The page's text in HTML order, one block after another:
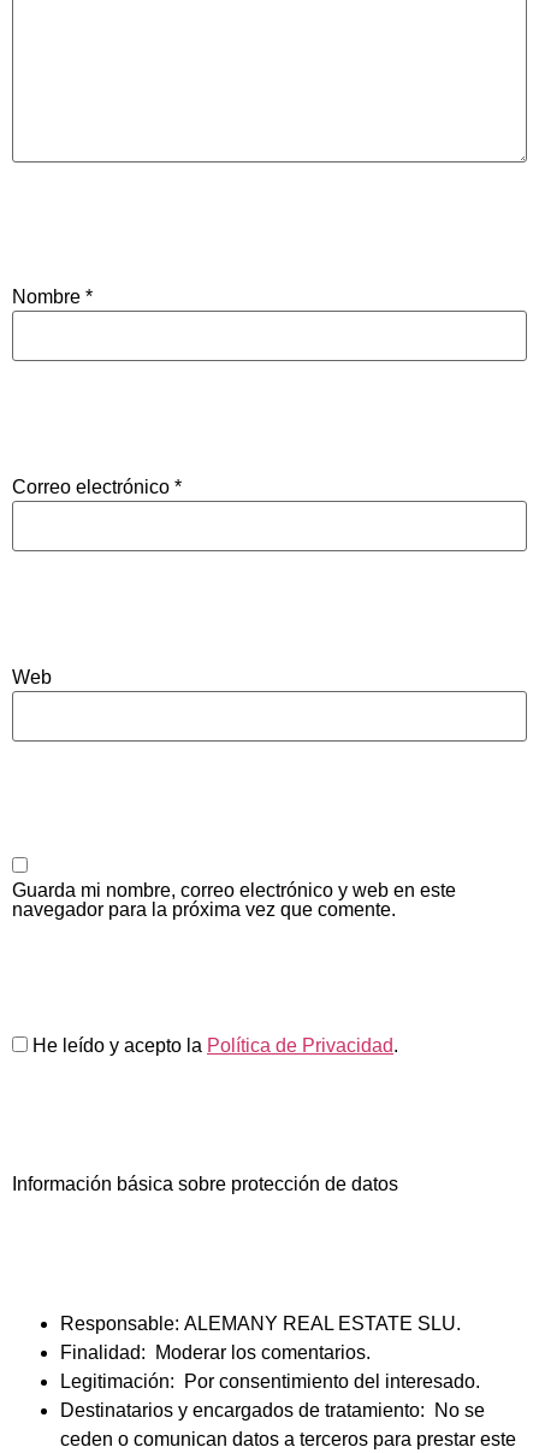
Nombre *
Correo electrónico *
Web
Guarda mi nombre, correo electrónico y web en este
navegador para la próxima vez que comente.
He leído y acepto la Política de Privacidad.
Información básica sobre protección de datos
Responsable: ALEMANY REAL ESTATE SLU.
Finalidad: Moderar los comentarios.
Legitimación: Por consentimiento del interesado.
Destinatarios y encargados de tratamiento: No se
ceden o comunican datos a terceros para prestar este